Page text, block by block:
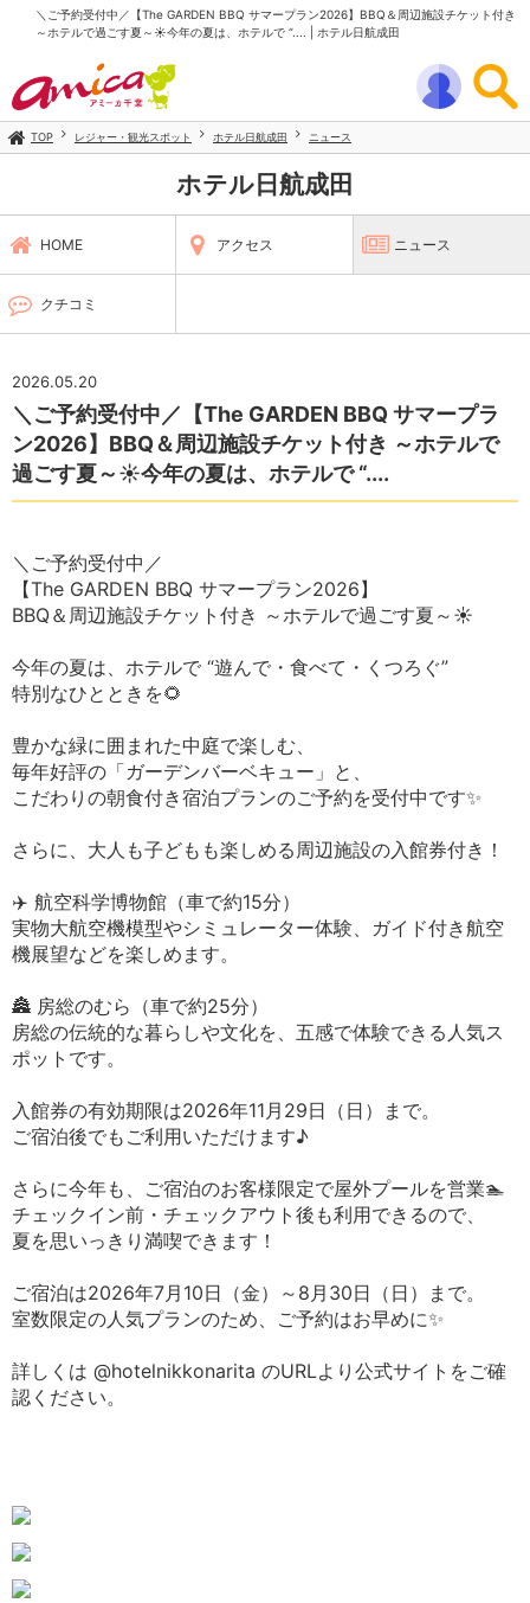
＼ご予約受付中／【The GARDEN BBQ サマープラン2026】BBQ＆周辺施設チケット付き
～ホテルで過ごす夏～☀️今年の夏は、ホテルで “.... | ホテル日航成田
TOP レジャー・観光スポット ホテル日航成田 ニュース
ホテル日航成田
HOME アクセス ニュース
クチコミ
2026.05.20
＼ご予約受付中／【The GARDEN BBQ サマープラ
ン2026】BBQ＆周辺施設チケット付き ～ホテルで
過ごす夏～☀️今年の夏は、ホテルで “....
＼ご予約受付中／
【The GARDEN BBQ サマープラン2026】
BBQ＆周辺施設チケット付き ～ホテルで過ごす夏～☀️
今年の夏は、ホテルで “遊んで・食べて・くつろぐ”
特別なひとときを🌻
豊かな緑に囲まれた中庭で楽しむ、
毎年好評の「ガーデンバーベキュー」と、
こだわりの朝食付き宿泊プランのご予約を受付中です✨
さらに、大人も子どもも楽しめる周辺施設の入館券付き！
✈️ 航空科学博物館（車で約15分）
実物大航空機模型やシミュレーター体験、ガイド付き航空
機展望などを楽しめます。
🏯 房総のむら（車で約25分）
房総の伝統的な暮らしや文化を、五感で体験できる人気ス
ポットです。
入館券の有効期限は2026年11月29日（日）まで。
ご宿泊後でもご利用いただけます♪
さらに今年も、ご宿泊のお客様限定で屋外プールを営業🏊
チェックイン前・チェックアウト後も利用できるので、
夏を思いっきり満喫できます！
ご宿泊は2026年7月10日（金）～8月30日（日）まで。
室数限定の人気プランのため、ご予約はお早めに✨
詳しくは @hotelnikkonarita のURLより公式サイトをご確
認ください。